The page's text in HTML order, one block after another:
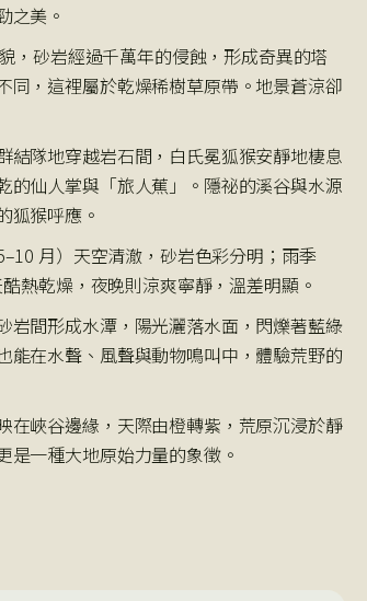
之美。
，砂岩經過千萬年的侵蝕，形成奇異的塔
同，這裡屬於乾燥稀樹草原帶。地景蒼涼卻
結隊地穿越岩石間，白氏冕狐猴安靜地棲息
的仙人掌與「旅人蕉」。隱祕的溪谷與水源
狐猴呼應。
月）天空清澈，砂岩色彩分明；雨季
熱乾燥，夜晚則涼爽寧靜，溫差明顯。
岩間形成水潭，陽光灑落水面，閃爍著藍綠
能在水聲、風聲與動物鳴叫中，體驗荒野的
在峽谷邊緣，天際由橙轉紫，荒原沉浸於靜
是一種大地原始力量的象徵。